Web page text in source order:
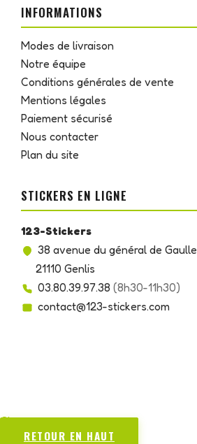
INFORMATIONS
Modes de livraison
Notre équipe
Conditions générales de vente
Mentions légales
Paiement sécurisé
Nous contacter
Plan du site
STICKERS EN LIGNE
123-Stickers
38 avenue du général de Gaulle
21110 Genlis
03.80.39.97.38 (8h30-11h30)
contact@123-stickers.com
Chargement...
RETOUR EN HAUT